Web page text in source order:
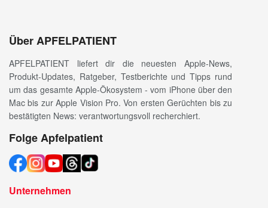
Über APFELPATIENT
APFELPATIENT liefert dir die neuesten Apple-News,
Produkt-Updates, Ratgeber, Testberichte und Tipps rund
um das gesamte Apple-Ökosystem - vom iPhone über den
Mac bis zur Apple Vision Pro. Von ersten Gerüchten bis zu
bestätigten News: verantwortungsvoll recherchiert.
Folge Apfelpatient
Unternehmen